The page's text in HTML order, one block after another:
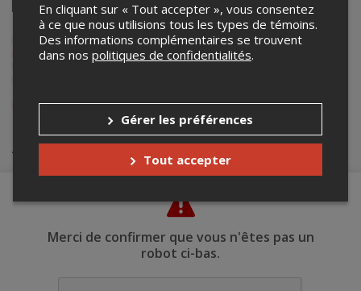
Facebook LinkedinPinterestEnvoyer
par
courriel
Lepointdevente.com agit à titre de mandataire pourLes Saveurs du
Bas-Saint-Laurentdans le cadre de l’affichage en ligne et la vente de
billets pour ses événements.
Laurent, àinfo@saveursbsl.com.
Achat de billets
Merci de confirmer que vous n'êtes pas un
robot ci-bas.
En cliquant sur « Tout accepter », vous consentez
à ce que nous utilisions tous les types de témoins.
Des informations complémentaires se trouvent
dans nos politiques de confidentialités.
Gérer les préférences
Tout accepter